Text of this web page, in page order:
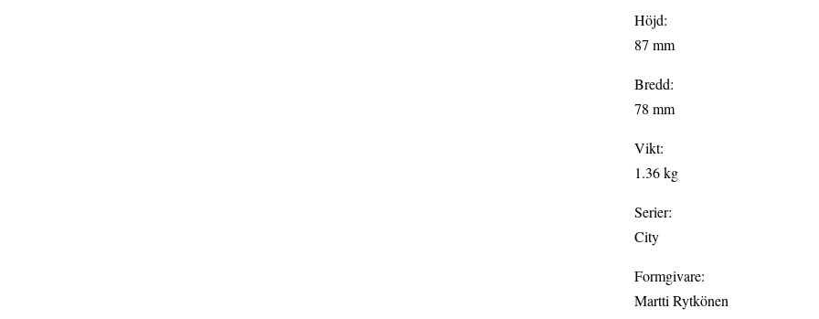
Höjd:
87 mm
Bredd:
78 mm
Vikt:
1.36 kg
Serier:
City
Formgivare:
Martti Rytkönen